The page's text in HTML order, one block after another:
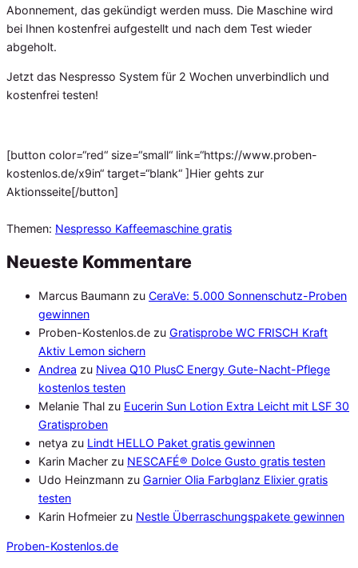
Abonnement, das gekündigt werden muss. Die Maschine wird
bei Ihnen kostenfrei aufgestellt und nach dem Test wieder
abgeholt.
Jetzt das Nespresso System für 2 Wochen unverbindlich und
kostenfrei testen!
[button color=“red“ size=“small“ link=“https://www.proben-
kostenlos.de/x9in“ target=“blank“ ]Hier gehts zur
Aktionsseite[/button]
Themen: Nespresso Kaffeemaschine gratis
Neueste Kommentare
Marcus Baumann zu CeraVe: 5.000 Sonnenschutz-Proben
gewinnen
Proben-Kostenlos.de zu Gratisprobe WC FRISCH Kraft
Aktiv Lemon sichern
Andrea zu Nivea Q10 PlusC Energy Gute-Nacht-Pflege
kostenlos testen
Melanie Thal zu Eucerin Sun Lotion Extra Leicht mit LSF 30
Gratisproben
netya zu Lindt HELLO Paket gratis gewinnen
Karin Macher zu NESCAFÉ® Dolce Gusto gratis testen
Udo Heinzmann zu Garnier Olia Farbglanz Elixier gratis
testen
Karin Hofmeier zu Nestle Überraschungspakete gewinnen
Proben-Kostenlos.de